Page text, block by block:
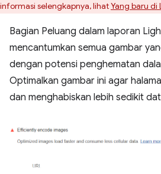
informasi selengkapnya, lihatYang baru di
Bagian Peluang dalam laporan
mencantumkan semua gambar
dengan potensi penghematan
Optimalkan gambar ini agar
dan menghabiskan lebih sedikit